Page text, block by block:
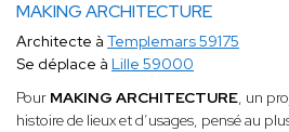
MAKING ARCHITECTURE
Architecte à Templemars 59175
Se déplace à Lille 59000
Pour MAKING ARCHITECTURE, un
histoire de lieux et d’usages, pensé au